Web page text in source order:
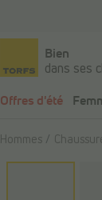
Bien
dans ses
Offres d'été
Hommes